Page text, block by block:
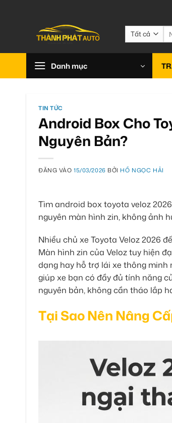
Danh mục
TIN TỨC
Android Box Cho
Nguyên Bản?
ĐĂNG VÀO15/03/2026 BỞI HỒ NGỌC HẢI
Tìm android box toyota veloz
nguyên màn hình zin, không ảnh
Nhiều chủ xe Toyota Veloz 2026
Màn hình zin của Veloz tuy hiện
dạng hay hỗ trợ lái xe thông minh
giúp xe bạn có đầy đủ tính năng
nguyên bản, không cần tháo lắp
Tại Sao Nên Nâng